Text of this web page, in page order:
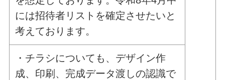
には招待者リストを確定させたいと
考えております。
・チラシについても、デザイン作
成、印刷、完成データ渡しの認識で